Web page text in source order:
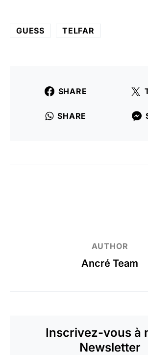
GUESS TELFAR
SHARE
SHARE
AUTHOR
Ancré Team
Inscrivez-vous à
Newsletter